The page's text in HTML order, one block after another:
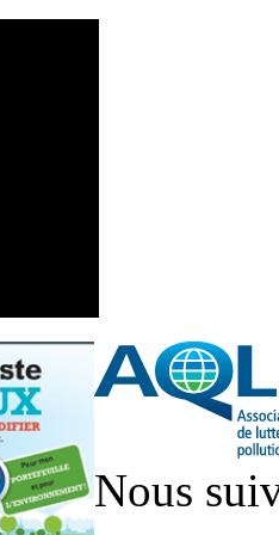
Nous